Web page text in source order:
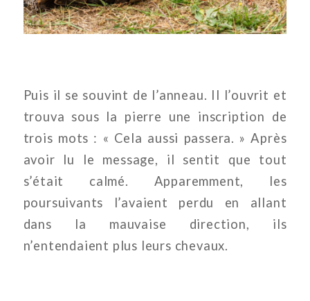
Puis il se souvint de l’anneau. Il l’ouvrit et
trouva sous la pierre une inscription de
trois mots : « Cela aussi passera. » Après
avoir lu le message, il sentit que tout
s’était calmé. Apparemment, les
poursuivants l’avaient perdu en allant
dans la mauvaise direction, ils
n’entendaient plus leurs chevaux.